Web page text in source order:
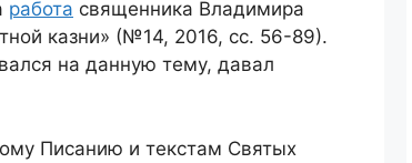
работа священника Владимира
казни» (№14, 2016, сс. 56-89).
на данную тему, давал
Писанию и текстам Святых